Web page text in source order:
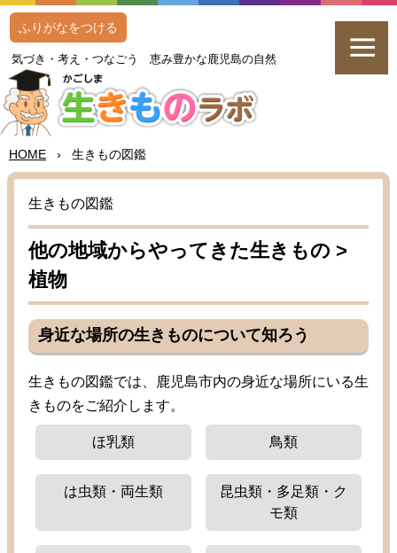
気づき・考え・つなごう恵み豊かな鹿児島の自然
ふりがなをつける
HOME › 生きもの図鑑
生きもの図鑑
他の地域からやってきた生きもの >
植物
身近な場所の生きものについて知ろう
生きもの図鑑では、 鹿児島市内の身近な場所にいる生
きものをご紹介 します。
ほ乳類 鳥類
は虫類 ・ 両生類 昆虫類 ・ 多足類 ・ク
モ類